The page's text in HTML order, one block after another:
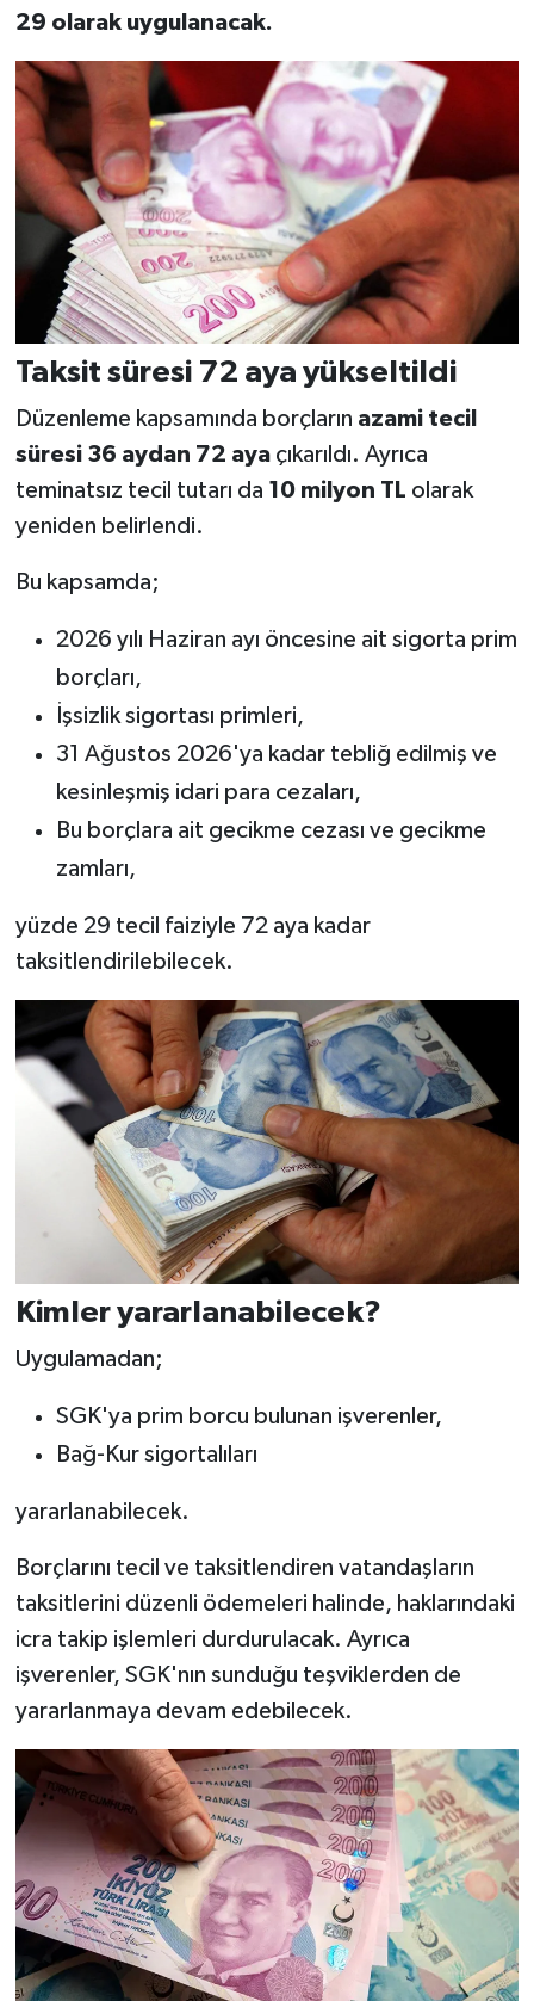
29 olarak uygulanacak.
Taksit süresi 72 aya yükseltildi
Düzenleme kapsamında borçların azami tecil
süresi 36 aydan 72 ayaçıkarıldı. Ayrıca
teminatsız tecil tutarı da 10 milyon TL olarak
yeniden belirlendi.
Bu kapsamda;
2026 yılı Haziran ayı öncesine ait sigorta prim
borçları,
İşsizlik sigortası primleri,
31 Ağustos 2026'ya kadar tebliğ edilmiş ve
kesinleşmiş idari para cezaları,
Bu borçlara ait gecikme cezası ve gecikme
zamları,
yüzde 29 tecil faiziyle 72 aya kadar
taksitlendirilebilecek.
Kimler yararlanabilecek?
Uygulamadan;
SGK'ya prim borcu bulunan işverenler,
Bağ-Kur sigortalıları
yararlanabilecek.
Borçlarını tecil ve taksitlendiren vatandaşların
taksitlerini düzenli ödemeleri halinde, haklarındaki
icra takip işlemleri durdurulacak. Ayrıca
işverenler, SGK'nın sunduğu teşviklerden de
yararlanmaya devam edebilecek.